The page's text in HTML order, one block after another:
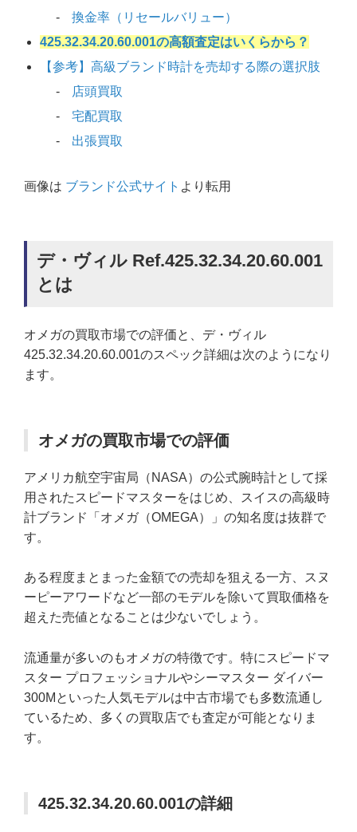
換金率（リセールバリュー）
425.32.34.20.60.001の高額査定はいくらから？
【参考】高級ブランド時計を売却する際の選択肢
店頭買取
宅配買取
出張買取
画像は ブランド公式サイト より転用
デ・ヴィル Ref.425.32.34.20.60.001
とは
オメガの買取市場での評価と、デ・ヴィル
425.32.34.20.60.001のスペック詳細は次のようになり
ます。
オメガの買取市場での評価
アメリカ航空宇宙局（NASA）の公式腕時計として採
用されたスピードマスターをはじめ、スイスの高級時
計ブランド「オメガ（OMEGA）」の知名度は抜群で
す。
ある程度まとまった金額での売却を狙える一方、スヌ
ーピーアワードなど一部のモデルを除いて買取価格を
超えた売値となることは少ないでしょう。
流通量が多いのもオメガの特徴です。特にスピードマ
スター プロフェッショナルやシーマスター ダイバー
300Mといった人気モデルは中古市場でも多数流通し
ているため、多くの買取店でも査定が可能となりま
す。
425.32.34.20.60.001の詳細